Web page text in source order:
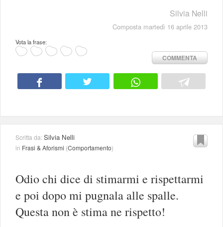
Silvia Nelli
Composta martedì 16 aprile 2013
Vota la frase:
COMMENTA
Scritta da:Silvia Nelli
in Frasi & Aforismi (Comportamento)
Odio chi dice di stimarmi e rispettarmi
e poi dopo mi pugnala alle spalle.
Questa non è stima ne rispetto!